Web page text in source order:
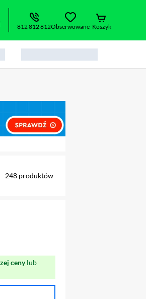
812 812 812Obserwowane Koszyk
248 produktów
zł
cenylub